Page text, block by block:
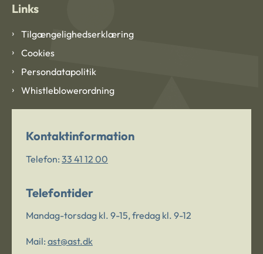
Links
Tilgængelighedserklæring
Cookies
Persondatapolitik
Whistleblowerordning
Kontaktinformation
Telefon: 33 41 12 00
Telefontider
Mandag-torsdag kl. 9-15, fredag kl. 9-12
Mail: ast@ast.dk